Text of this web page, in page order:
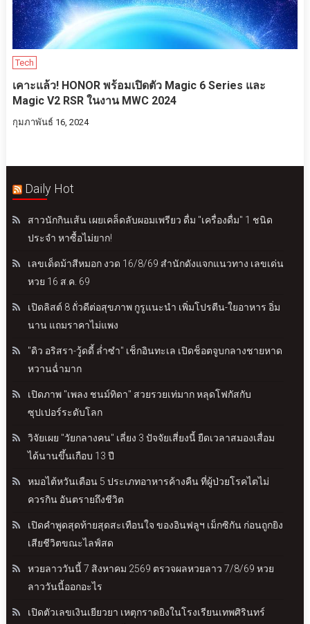
Tech
เคาะแล้ว! HONOR พร้อมเปิดตัว Magic 6 Series และ
Magic V2 RSR ในงาน MWC 2024
กุมภาพันธ์ 16, 2024
Daily Hot
สาวนักกินเส้น เผยเคล็ดลับผอมเพรียว ดื่ม "เครื่องดื่ม" 1 ชนิด
ประจำ หาซื้อไม่ยาก!
เลขเด็ดม้าสีหมอก งวด 16/8/69 สำนักดังแจกแนวทาง เลขเด่น
หวย 16 ส.ค. 69
เปิดลิสต์ 8 ถั่วดีต่อสุขภาพ กูรูแนะนำ เพิ่มโปรตีน-ใยอาหาร อิ่ม
นาน แถมราคาไม่แพง
"ดิว อริสรา-วู้ดดี้ ล่ำซำ" เช็กอินทะเล เปิดช็อตจูบกลางชายหาด
หวานฉ่ำมาก
เปิดภาพ "เพลง ชนม์ทิดา" สวยรวยเท่มาก หลุดโฟกัสกับ
ซุปเปอร์ระดับโลก
วิจัยเผย "วัยกลางคน" เลี่ยง 3 ปัจจัยเสี่ยงนี้ ยืดเวลาสมองเสื่อม
ได้นานขึ้นเกือบ 13 ปี
หมอไต้หวันเตือน 5 ประเภทอาหารค้างคืน ที่ผู้ป่วยโรคไตไม่
ควรกิน อันตรายถึงชีวิต
เปิดคำพูดสุดท้ายสุดสะเทือนใจ ของอินฟลูฯ เม็กซิกัน ก่อนถูกยิง
เสียชีวิตขณะไลฟ์สด
หวยลาววันนี้ 7 สิงหาคม 2569 ตรวจผลหวยลาว 7/8/69 หวย
ลาววันนี้ออกอะไร
เปิดตัวเลขเงินเยียวยา เหตุกราดยิงในโรงเรียนเทพศิรินทร์